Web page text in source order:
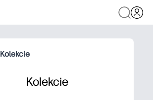
Kolekcie
Kolekcie